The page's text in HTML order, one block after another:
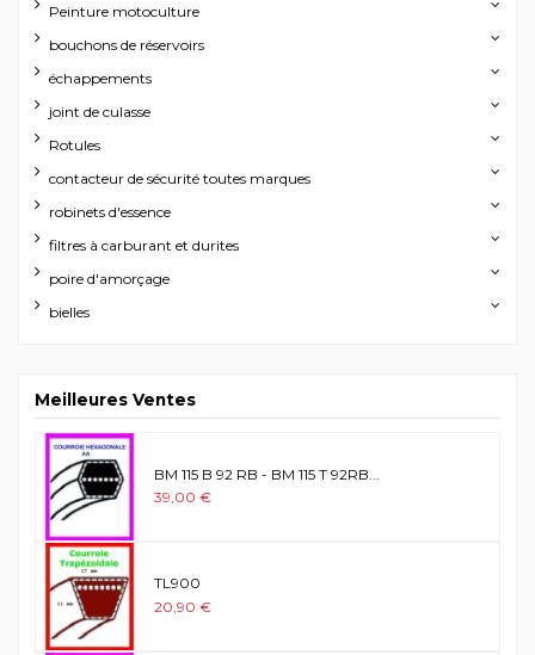
Peinture motoculture
bouchons de réservoirs
échappements
joint de culasse
Rotules
contacteur de sécurité toutes marques
robinets d'essence
filtres à carburant et durites
poire d'amorçage
bielles
Meilleures Ventes
BM 115 B 92 RB - BM 115 T 92RB...
39,00 €
TL900
20,90 €